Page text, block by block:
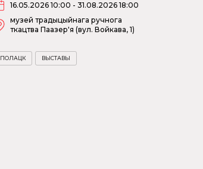
16.05.2026 10:00 - 31.08.2026 18:00
музей традыцыйнага ручнога
ткацтва Паазер'я (вул. Войкава, 1)
ПОЛАЦК ВЫСТАВЫ